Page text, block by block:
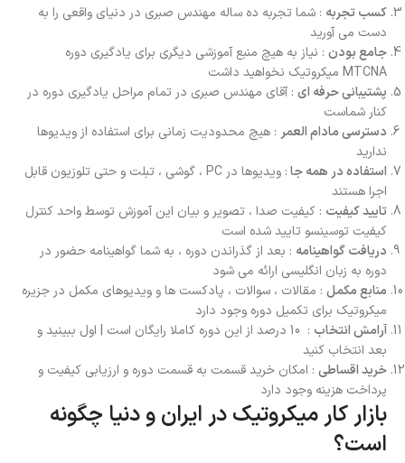
کسب تجربه : شما تجربه ده ساله مهندس صبری در دنیای واقعی را به
دست می آورید
جامع بودن : نیاز به هیچ منبع آموزشی دیگری برای یادگیری دوره
MTCNA میکروتیک نخواهید داشت
پشتیبانی حرفه ای : آقای مهندس صبری در تمام مراحل یادگیری دوره در
کنار شماست
دسترسی مادام العمر : هیچ محدودیت زمانی برای استفاده از ویدیوها
ندارید
استفاده در همه جا
: ویدیوها در PC ، گوشی ، تبلت و حتی تلوزیون قابل
اجرا هستند
تایید کیفیت : کیفیت صدا ، تصویر و بیان این آموزش توسط واحد کنترل
کیفیت توسینسو تایید شده است
دریافت گواهینامه : بعد از گذراندن دوره ، به شما گواهینامه حضور در
دوره به زبان انگلیسی ارائه می شود
منابع مکمل : مقالات ، سوالات ، پادکست ها و ویدیوهای مکمل در جزیره
میکروتیک برای تکمیل دوره وجود دارد
آرامش انتخاب
: 10 درصد از این دوره کاملا رایگان است | اول ببینید و
بعد انتخاب کنید
خرید اقساطی : امکان خرید قسمت به قسمت دوره و ارزیابی کیفیت و
پرداخت هزینه وجود دارد
بازار کار میکروتیک در ایران و دنیا چگونه
است؟